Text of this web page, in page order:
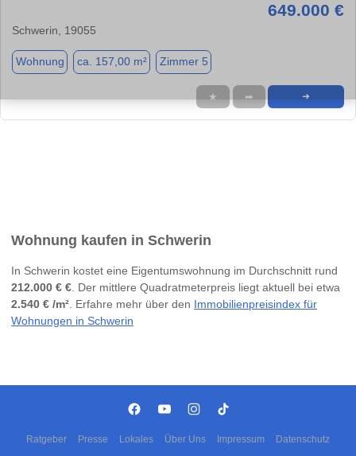
649.000 €
Schwerin, 19055
Wohnung ca. 157,00 m² Zimmer 5
★ ➦ ➜
Wohnung kaufen in Schwerin
In Schwerin kostet eine Eigentumswohnung im Durchschnitt rund
212.000 € € . Der mittlere Quadratmeterpreis liegt aktuell bei etwa
2.540 € /m² . Erfahre mehr über den Immobilienpreisindex für
Wohnungen in Schwerin
Ratgeber Presse Lokales Über Uns Impressum Datenschutz